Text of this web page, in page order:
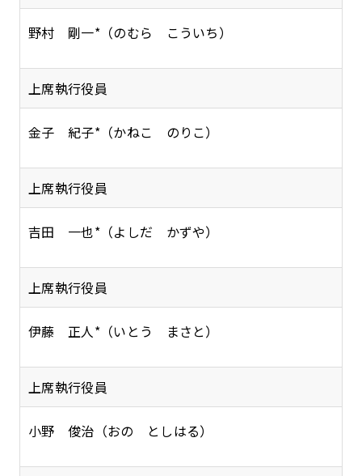
野村 剛一*（のむら こういち）
上席執行役員
金子 紀子*（かねこ のりこ）
上席執行役員
吉田 一也*（よしだ かずや）
上席執行役員
伊藤 正人*（いとう まさと）
上席執行役員
小野 俊治（おの としはる）